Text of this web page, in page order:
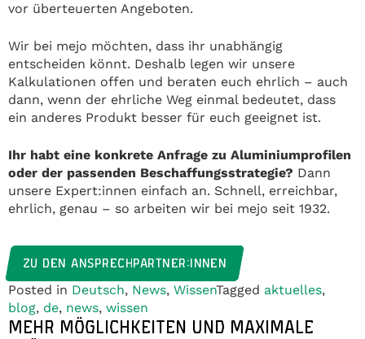
vor überteuerten Angeboten.
Wir bei mejo möchten, dass ihr unabhängig
entscheiden könnt. Deshalb legen wir unsere
Kalkulationen offen und beraten euch ehrlich – auch
dann, wenn der ehrliche Weg einmal bedeutet, dass
ein anderes Produkt besser für euch geeignet ist.
Ihr habt eine konkrete Anfrage zu Aluminiumprofilen
oder der passenden Beschaffungsstrategie? Dann
unsere Expert:innen einfach an. Schnell, erreichbar,
ehrlich, genau – so arbeiten wir bei mejo seit 1932.
ZU DEN ANSPRECHPARTNER:INNEN
Posted in Deutsch, News, WissenTagged aktuelles,
blog, de, news, wissen
MEHR MÖGLICHKEITEN UND MAXIMALE